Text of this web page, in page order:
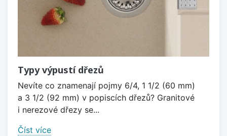
Typy výpustí dřezů
Nevíte co znamenají pojmy 6/4, 1 1/2 (60 mm)
a 3 1/2 (92 mm) v popiscích dřezů? Granitové
i nerezové dřezy se...
Číst více